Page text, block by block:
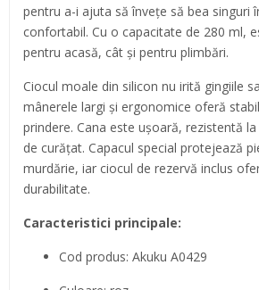
pentru a-i ajuta să învețe să bea singuri
confortabil. Cu o capacitate de 280 ml,
pentru acasă, cât și pentru plimbări.
Ciocul moale din silicon nu irită gingiile
mânerele largi și ergonomice oferă
prindere. Cana este ușoară, rezistentă
de curățat. Capacul special protejează
murdărie, iar ciocul de rezervă inclus
durabilitate.
Caracteristici principale:
Cod produs: Akuku A0429